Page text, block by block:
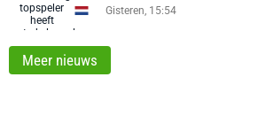
Gisteren, 15:54
Meer nieuws